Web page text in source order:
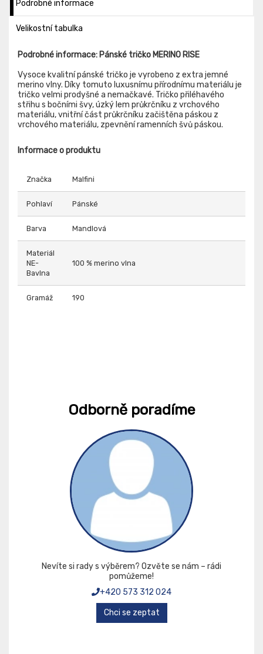
Podrobné informace
Velikostní tabulka
Podrobné informace: Pánské tričko MERINO RISE
Vysoce kvalitní pánské tričko je vyrobeno z extra jemné
merino vlny. Díky tomuto luxusnímu přírodnímu materiálu je
tričko velmi prodyšné a nemačkavé. Tričko přiléhavého
střihu s bočními švy, úzký lem průkrčníku z vrchového
materiálu, vnitřní část průkrčníku začištěna páskou z
vrchového materiálu, zpevnění ramenních švů páskou.
Informace o produktu
Značka Malfini
Pohlaví Pánské
Barva Mandlová
Materiál
NE-
Bavlna
100 % merino vlna
Gramáž 190
Odborně poradíme
Nevíte si rady s výběrem? Ozvěte se nám – rádi
pomůžeme!
+420 573 312 024
Chci se zeptat